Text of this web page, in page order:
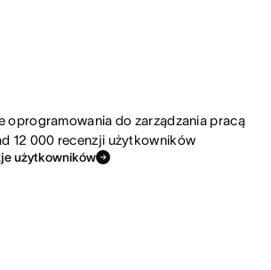
oprogramowania do zarządzania pracą
12 000 recenzji użytkowników
użytkowników